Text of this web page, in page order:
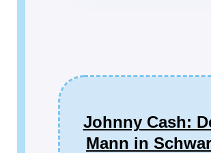
Johnny Cash:
Mann in